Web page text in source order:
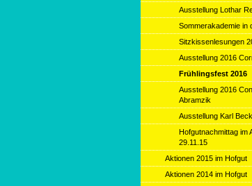
Ausstellung Lothar
Sommerakademie in
Sitzkissenlesungen
Ausstellung 2016
Frühlingsfest 2016
Ausstellung 2016
Abramzik
Ausstellung Karl
Hofgutnachmittag im
29.11.15
Aktionen 2015 im Hofgut
Aktionen 2014 im Hofgut